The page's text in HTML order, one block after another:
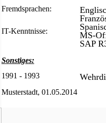
Fremdsprachen:
IT-Kenntnisse:
MS-
SAP
Sonstiges:
1991 - 1993
Musterstadt, 01.05.2014